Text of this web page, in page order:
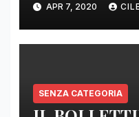
APR 7, 2020
SENZA CATEGORIA